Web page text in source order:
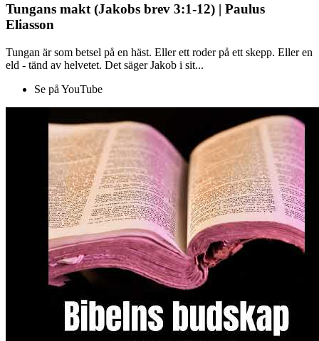
Tungans makt (Jakobs brev 3:1-12) | Paulus
Eliasson
Tungan är som betsel på en häst. Eller ett roder på ett skepp. Eller en
eld - tänd av helvetet. Det säger Jakob i sit...
Se på YouTube